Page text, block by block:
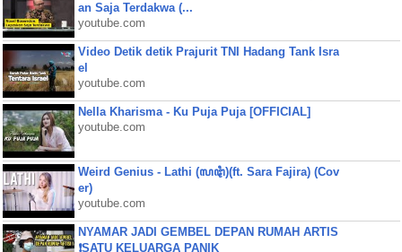
an Saja Terdakwa (...
youtube.com
Video Detik detik Prajurit TNI Hadang Tank Isra
el
youtube.com
Nella Kharisma - Ku Puja Puja [OFFICIAL]
youtube.com
Weird Genius - Lathi (ꦭꦛꦶ)(ft. Sara Fajira) (Cov
er)
youtube.com
NYAMAR JADI GEMBEL DEPAN RUMAH ARTIS
❗SATU KELUARGA PANIK